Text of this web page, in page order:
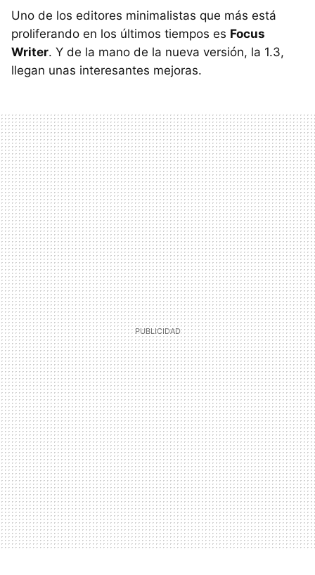
Uno de los editores minimalistas que más está
proliferando en los últimos tiempos es Focus
Writer. Y de la mano de la nueva versión, la 1.3,
llegan unas interesantes mejoras.